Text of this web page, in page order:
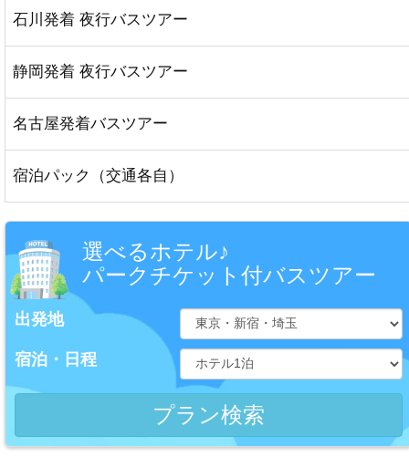
石川発着 夜行バスツアー
静岡発着 夜行バスツアー
名古屋発着バスツアー
宿泊パック（交通各自）
選べるホテル♪
パークチケット付バスツアー
出発地
宿泊・日程